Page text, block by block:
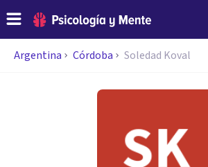
Argentina Córdoba Soledad Koval